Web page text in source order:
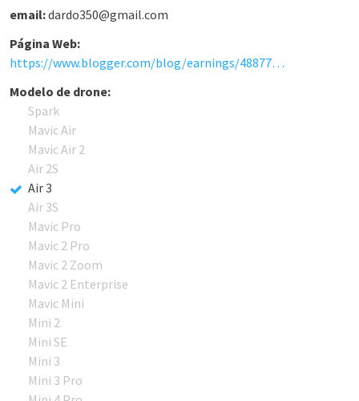
email:dardo350@gmail.com
Página Web:
https://www.blogger.com/blog/earnings/4887785375570385508
Modelo de drone:
Spark
Mavic Air
Mavic Air 2
Air 2S
Air 3
Air 3S
Mavic Pro
Mavic 2 Pro
Mavic 2 Zoom
Mavic 2 Enterprise
Mavic Mini
Mini 2
Mini SE
Mini 3
Mini 3 Pro